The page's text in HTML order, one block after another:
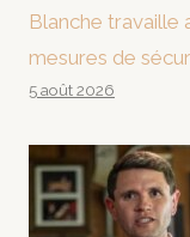
Blanche travaille
mesures de
5 août 2026